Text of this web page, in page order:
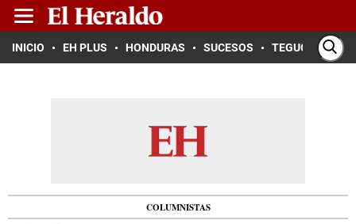
INICIO EH PLUS HONDURAS SUCESOS TEGUCIGALPA
COLUMNISTAS